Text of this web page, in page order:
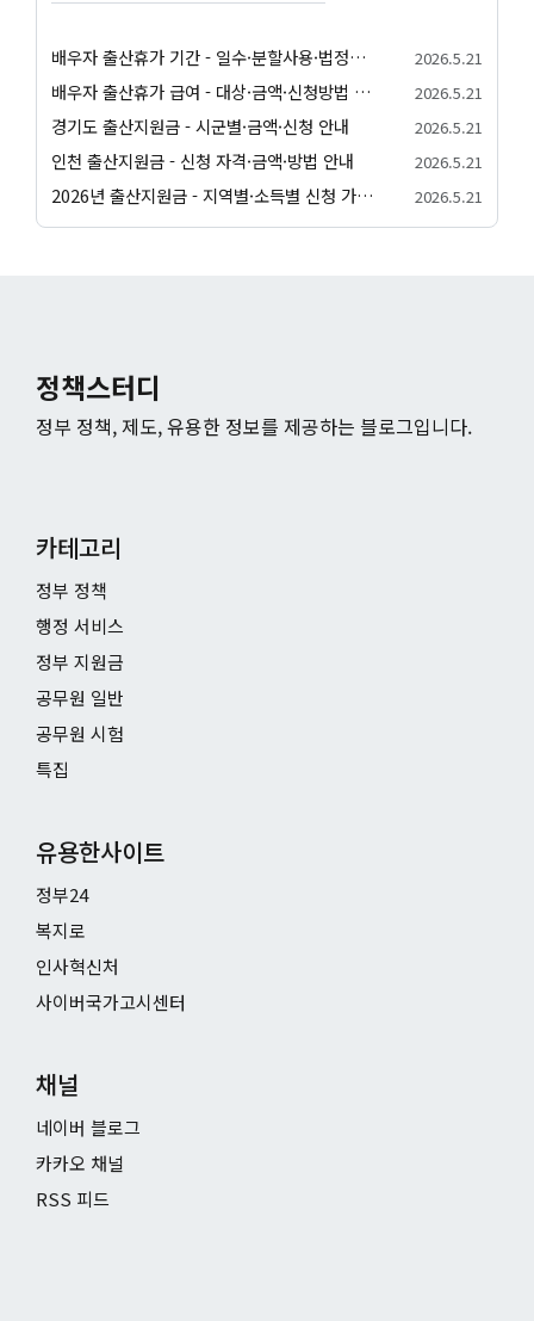
배우자 출산휴가 기간 - 일수·분할사용·법정기준 안내 2026.5.21
배우자 출산휴가 급여 - 대상·금액·신청방법 정리 2026.5.21
경기도 출산지원금 - 시군별·금액·신청 안내 2026.5.21
인천 출산지원금 - 신청 자격·금액·방법 안내 2026.5.21
2026년 출산지원금 - 지역별·소득별 신청 가이드 2026.5.21
정책스터디
정부 정책, 제도, 유용한 정보를 제공하는 블로그입니다.
카테고리
정부 정책
행정 서비스
정부 지원금
공무원 일반
공무원 시험
특집
유용한사이트
정부24
복지로
인사혁신처
사이버국가고시센터
채널
네이버 블로그
카카오 채널
RSS 피드